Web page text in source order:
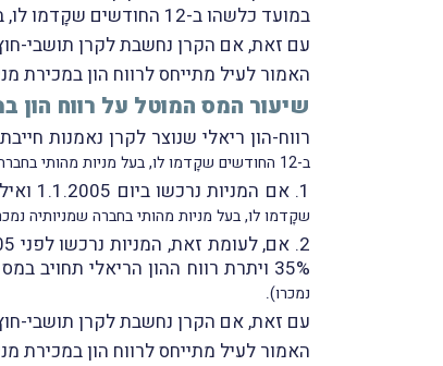
במועד כלשהו ב-12 החודשים שקָדמו לו, בעל מניות מהותי בחברה שמניותיה נמכרו - שאז שיעור המס יהיה 30%.
עם זאת, אם הקרן נחשבת לקרן תושבי-
האמור לעיל מתייחס לרווח הון במכירת
שיעור המס המוטל על רווח הון
רווח-הון ריאלי שנוצר לקרן נאמנות
ב-12 החודשים שקָדמו לו, בעל מניות מהותי בחברה שמניותיה נמכרו – שאז שיעור המס יהיה 30%)
1. אם המניות נרכשו ביום 1.1.2005 ואילך, המס המוטל על רווח ההון הריאלי יהיה בשיעור 25%
שקָדמו לו, בעל מניות מהותי בחברה שמניותיה
35% ויתרת רווח ההון הריאלי תחויב במס בשיעור 25%
נמכרו).
עם זאת, אם הקרן נחשבת לקרן תושבי-
האמור לעיל מתייחס לרווח הון במכירת